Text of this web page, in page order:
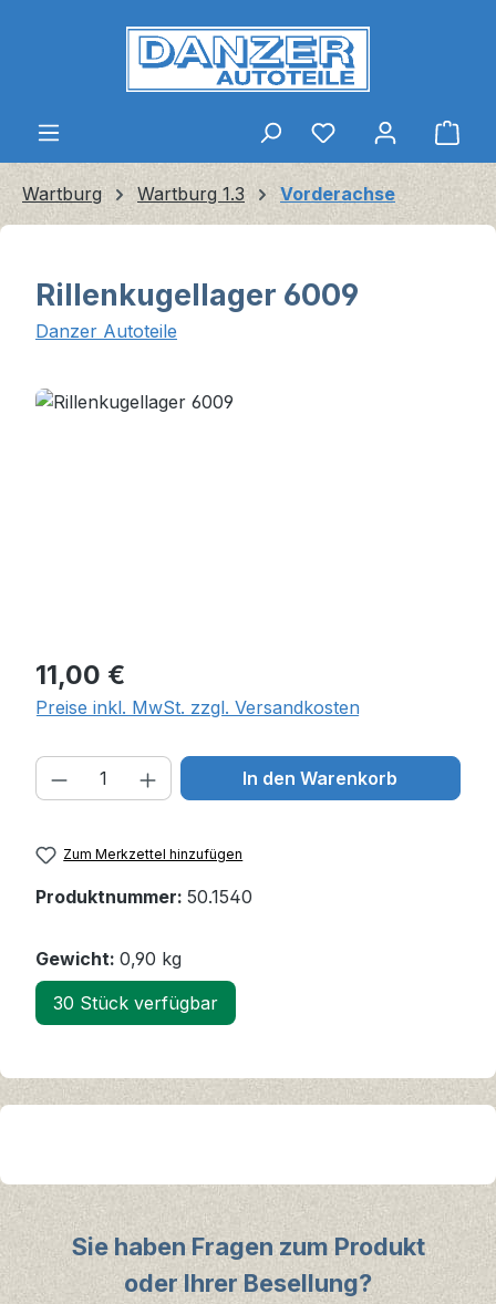
Zum Hauptinhalt springen
Wartburg Wartburg 1.3 Vorderachse
Rillenkugellager 6009
Danzer Autoteile
Bildergalerie überspringen
Regulärer Preis:
11,00 €
Preise inkl. MwSt. zzgl. Versandkosten
Produkt Anzahl: Gib den
In den Warenkorb
Zum Merkzettel hinzufügen
Produktnummer: 50.1540
Gewicht: 0,90 kg
30 Stück verfügbar
Sie haben Fragen zum Produkt
oder Ihrer Besellung?